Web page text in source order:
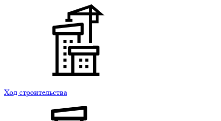
Ход строительства